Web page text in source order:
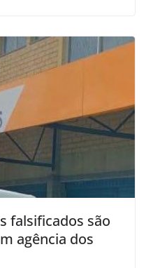
falsificados são
agência dos